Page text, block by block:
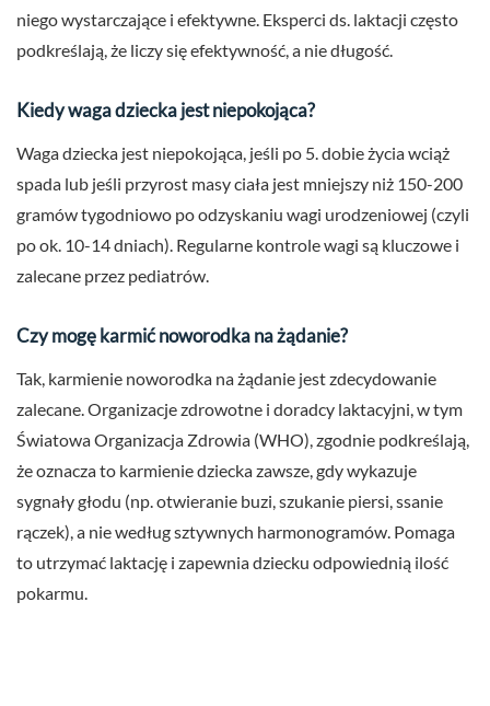
niego wystarczające i efektywne. Eksperci ds. laktacji często
podkreślają, że liczy się efektywność, a nie długość.
Kiedy waga dziecka jest niepokojąca?
Waga dziecka jest niepokojąca, jeśli po 5. dobie życia wciąż
spada lub jeśli przyrost masy ciała jest mniejszy niż 150-200
gramów tygodniowo po odzyskaniu wagi urodzeniowej (czyli
po ok. 10-14 dniach). Regularne kontrole wagi są kluczowe i
zalecane przez pediatrów.
Czy mogę karmić noworodka na żądanie?
Tak, karmienie noworodka na żądanie jest zdecydowanie
zalecane. Organizacje zdrowotne i doradcy laktacyjni, w tym
Światowa Organizacja Zdrowia (WHO), zgodnie podkreślają,
że oznacza to karmienie dziecka zawsze, gdy wykazuje
sygnały głodu (np. otwieranie buzi, szukanie piersi, ssanie
rączek), a nie według sztywnych harmonogramów. Pomaga
to utrzymać laktację i zapewnia dziecku odpowiednią ilość
pokarmu.